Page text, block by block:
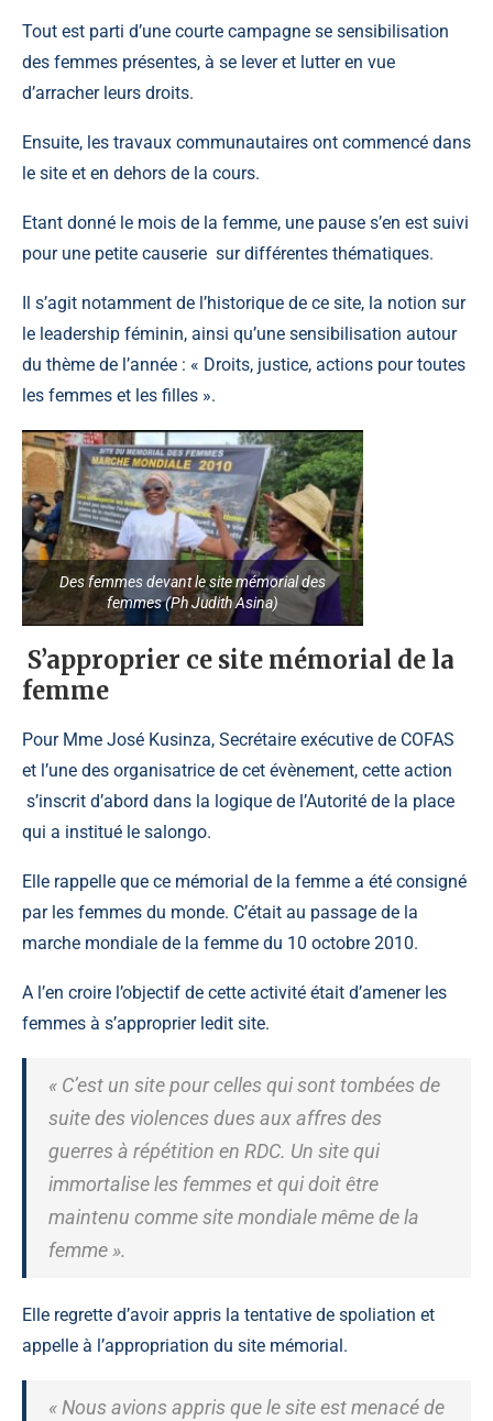
Tout est parti d’une courte campagne se sensibilisation
des femmes présentes, à se lever et lutter en vue
d’arracher leurs droits.
Ensuite, les travaux communautaires ont commencé dans
le site et en dehors de la cours.
Etant donné le mois de la femme, une pause s’en est suivi
pour une petite causerie sur différentes thématiques.
Il s’agit notamment de l’historique de ce site, la notion sur
le leadership féminin, ainsi qu’une sensibilisation autour
du thème de l’année : « Droits, justice, actions pour toutes
les femmes et les filles ».
Des femmes devant le site mémorial des
femmes (Ph Judith Asina)
S’approprier ce site mémorial de la
femme
Pour Mme José Kusinza, Secrétaire exécutive de COFAS
et l’une des organisatrice de cet évènement, cette action
s’inscrit d’abord dans la logique de l’Autorité de la place
qui a institué le salongo.
Elle rappelle que ce mémorial de la femme a été consigné
par les femmes du monde. C’était au passage de la
marche mondiale de la femme du 10 octobre 2010.
A l’en croire l’objectif de cette activité était d’amener les
femmes à s’approprier ledit site.
« C’est un site pour celles qui sont tombées de
suite des violences dues aux affres des
guerres à répétition en RDC. Un site qui
immortalise les femmes et qui doit être
maintenu comme site mondiale même de la
femme ».
Elle regrette d’avoir appris la tentative de spoliation et
appelle à l’appropriation du site mémorial.
« Nous avions appris que le site est menacé de